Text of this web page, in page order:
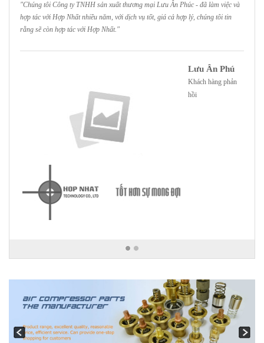
"Chúng tôi Công ty TNHH sản xuất thương mại Lưu Ân Phúc - đã làm việc và
hợp tác với Hợp Nhất nhiều năm, với dịch vụ tốt, giá cả hợp lý, chúng tôi tin
rằng sẽ còn hợp tác với Hợp Nhất."
Lưu Ân Phú
Khách hàng phản
hồi